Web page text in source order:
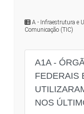
A - Infraestrutura e
Comunicação (TIC)
A1A -
FEDERAIS
NOS